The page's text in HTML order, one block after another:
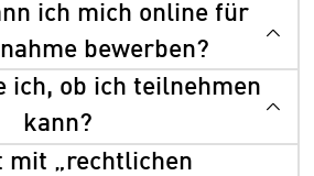
ich mich online für
bewerben?
ich, ob ich teilnehmen
kann?
mit „rechtlichen